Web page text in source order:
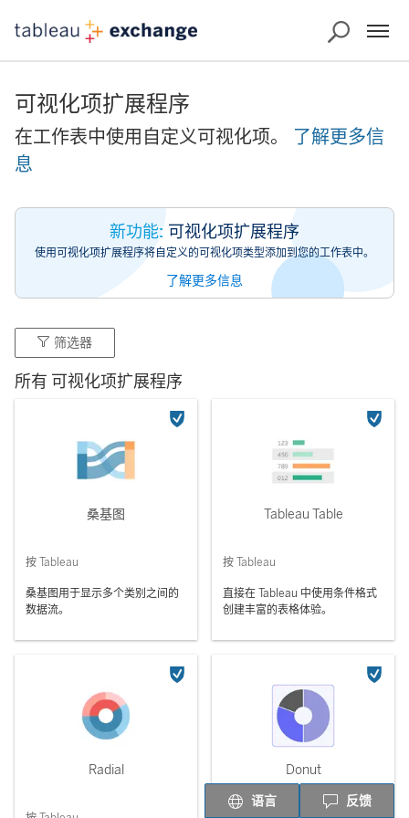
可视化项扩展程序
在工作表中使用自定义可视化项。
了解更多信
息
新功能: 可视化项扩展程序
使用可视化项扩展程序将自定义的可视化项类型添加到您的工作表中。
了解更多信息
筛选器
所有 可视化项扩展程序
桑基图
按 Tableau
桑基图用于显示多个类别之间的
数据流。
Tableau Table
按 Tableau
直接在 Tableau 中使用条件格式
创建丰富的表格体验。
Radial Donut
语言 反馈